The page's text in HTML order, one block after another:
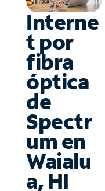
Interne
t por
fibra
óptica
de
Spectr
um en
Waialu
a, HI